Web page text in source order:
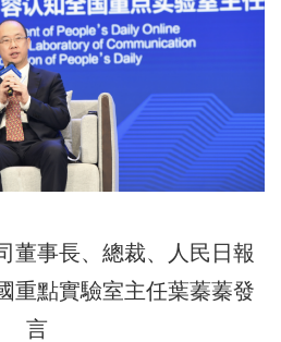
董事長、總裁、人民日報
重點實驗室主任葉蓁蓁發
言